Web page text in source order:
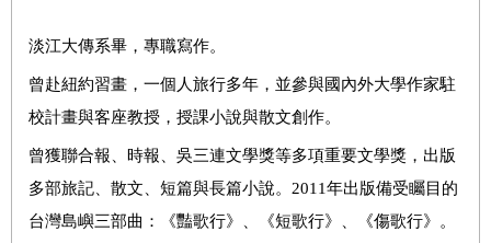
淡江大傳系畢，專職寫作。
曾赴紐約習畫，一個人旅行多年，並參與國內外大學作家駐
校計畫與客座教授，授課小說與散文創作。
曾獲聯合報、時報、吳三連文學獎等多項重要文學獎，出版
多部旅記、散文、短篇與長篇小說。2011年出版備受矚目的
台灣島嶼三部曲：《豔歌行》、《短歌行》、《傷歌行》。